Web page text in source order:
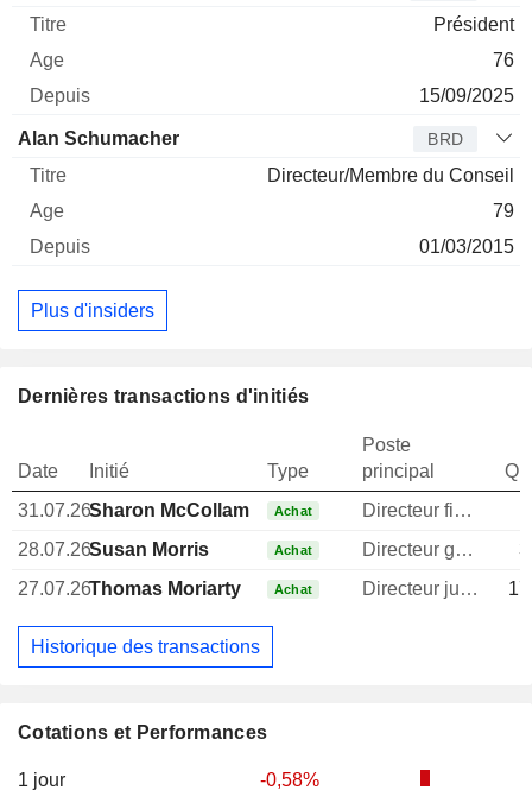
Cotations et Performances
1 jour -0,58%
Président
76
15/09/2025
Alan Schumacher BRD
Directeur/Membre du Conseil
79
01/03/2015
Plus d'insiders
Dernières transactions d'initiés
Date Initié Type
Poste
principal
31.07.26Sharon McCollam Achat Directeur financier
28.07.26Susan Morris Achat Directeur general
27.07.26Thomas Moriarty Achat Directeur juridique
Historique des transactions